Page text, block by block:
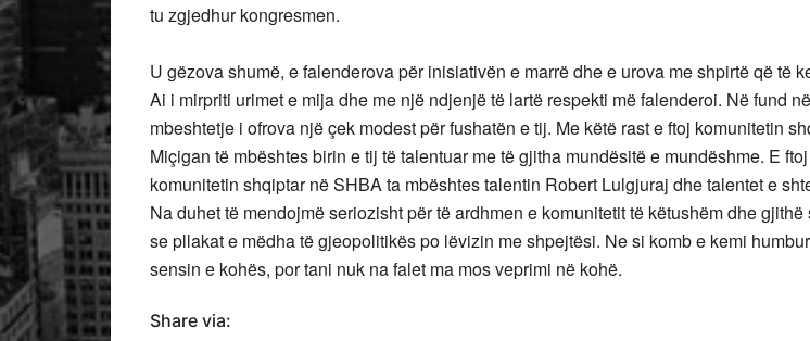
tu zgjedhur kongresmen.
U gëzova shumë, e falenderova për inisiativën e marrë dhe e urova me shpirtë që të
Ai i mirpriti urimet e mija dhe me një ndjenjë të lartë respekti më falenderoi. Në fund
mbeshtetje i ofrova një çek modest për fushatën e tij. Me këtë rast e ftoj komunitetin
Miçigan të mbështes birin e tij të talentuar me të gjitha mundësitë e mundëshme. E
komunitetin shqiptar në SHBA ta mbështes talentin Robert Lulgjuraj dhe talentet e
Na duhet të mendojmë seriozisht për të ardhmen e komunitetit të këtushëm dhe gjithë
se pllakat e mëdha të gjeopolitikës po lëvizin me shpejtësi. Ne si komb e kemi
sensin e kohës, por tani nuk na falet ma mos veprimi në kohë.
Share via: